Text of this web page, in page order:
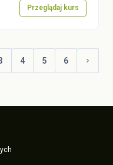
Przeglądaj kurs
4 5 6